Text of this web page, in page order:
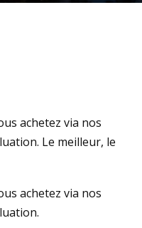
achetez via nos
Le meilleur, le
achetez via nos